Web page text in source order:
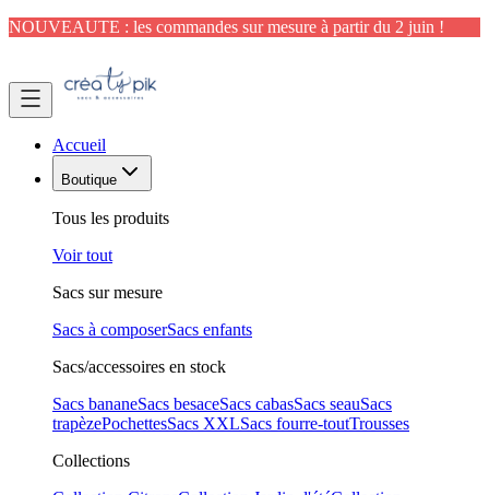
NOUVEAUTE : les commandes sur mesure à partir du 2 juin !
Accueil
Boutique
Tous les produits
Voir tout
Sacs sur mesure
Sacs à composerSacs enfants
Sacs/accessoires en stock
Sacs bananeSacs besaceSacs cabasSacs seauSacs
trapèzePochettesSacs XXLSacs fourre-toutTrousses
Collections